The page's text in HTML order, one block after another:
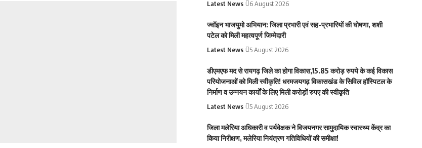
Latest News 6 August 2026
ज्वॉइन भाजयुमो अभियान: जिला प्रभारी एवं सह-प्रभारियों की घोषणा, शशी
पटेल को मिली महत्वपूर्ण जिम्मेदारी
Latest News 5 August 2026
डीएमएफ मद से रायगढ़ जिले का होगा विकास,15.85 करोड़ रुपये के कई विकास
परियोजनाओं को मिली स्वीकृति! धरमजयगढ़ विकासखंड के सिविल हॉस्पिटल के
निर्माण व उन्नयन कार्यों के लिए मिली करोड़ों रुपए की स्वीकृति
Latest News 5 August 2026
जिला मलेरिया अधिकारी व पर्यवेक्षक ने विजयनगर सामुदायिक स्वास्थ्य केंद्र का
किया निरीक्षण, मलेरिया नियंत्रण गतिविधियों की समीक्षा!